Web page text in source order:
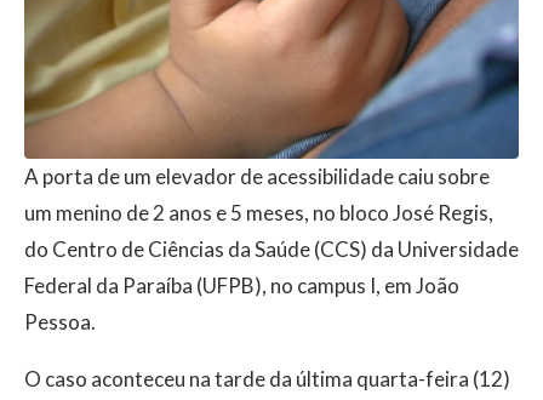
A porta de um elevador de acessibilidade caiu sobre
um menino de 2 anos e 5 meses, no bloco José Regis,
do Centro de Ciências da Saúde (CCS) da Universidade
Federal da Paraíba (UFPB), no campus I, em João
Pessoa.
O caso aconteceu na tarde da última quarta-feira (12)